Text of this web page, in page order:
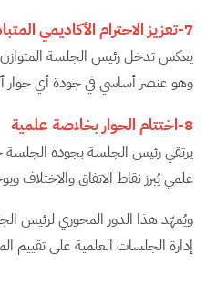
7-تعزيز الاحترام الأكاديمي المتبادل
يعكس تدخل رئيس الجلسة المتوازن
وهو عنصر أساسي في جودة أي حوار
8-اختتام الحوار بخلاصة علمية
يرتقي رئيس الجلسة بجودة
علمي يُبرز نقاط الاتفاق والاختلاف
ويُمهّد هذا الدور المحوري لرئيس
إدارة الجلسات العلمية على تقييم